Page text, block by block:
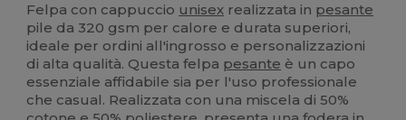
Felpa con cappuccio unisex realizzata in pesante
pile da 320 gsm per calore e durata superiori,
ideale per ordini all'ingrosso e personalizzazioni
di alta qualità. Questa felpa pesante è un capo
essenziale affidabile sia per l'uso professionale
che casual. Realizzata con una miscela di 50%